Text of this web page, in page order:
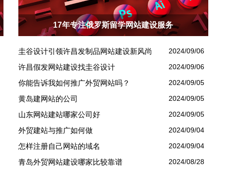
17年专注俄罗斯留学网站建设服务
圭谷设计引领许昌发制品网站建设新风尚 2024/09/06
许昌假发网站建设找圭谷设计 2024/09/06
你能告诉我如何推广外贸网站吗？ 2024/09/05
黄岛建网站的公司 2024/09/05
山东网站建站哪家公司好 2024/09/05
外贸建站与推广如何做 2024/09/04
怎样注册自己网站的域名 2024/09/04
青岛外贸网站建设哪家比较靠谱 2024/08/28